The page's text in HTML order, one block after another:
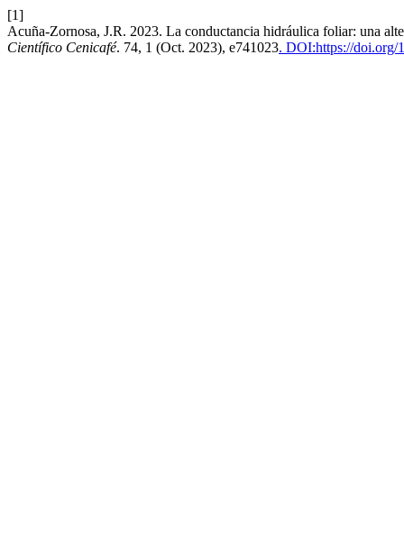
[1]
Acuña-Zornosa, J.R. 2023. La conductancia hidráulica foliar: una
Científico Cenicafé. 74, 1 (Oct. 2023), e741023. DOI:https://doi.org/